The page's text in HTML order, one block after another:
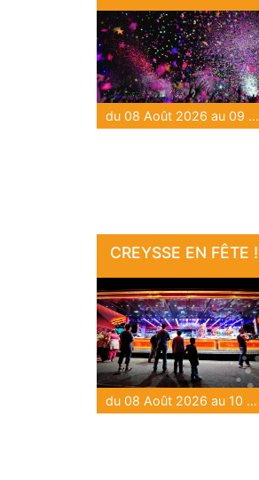
du 08 Août 2026 au 09 Août 2026
CREYSSE EN FÊTE !
du 08 Août 2026 au 10 Août 2026